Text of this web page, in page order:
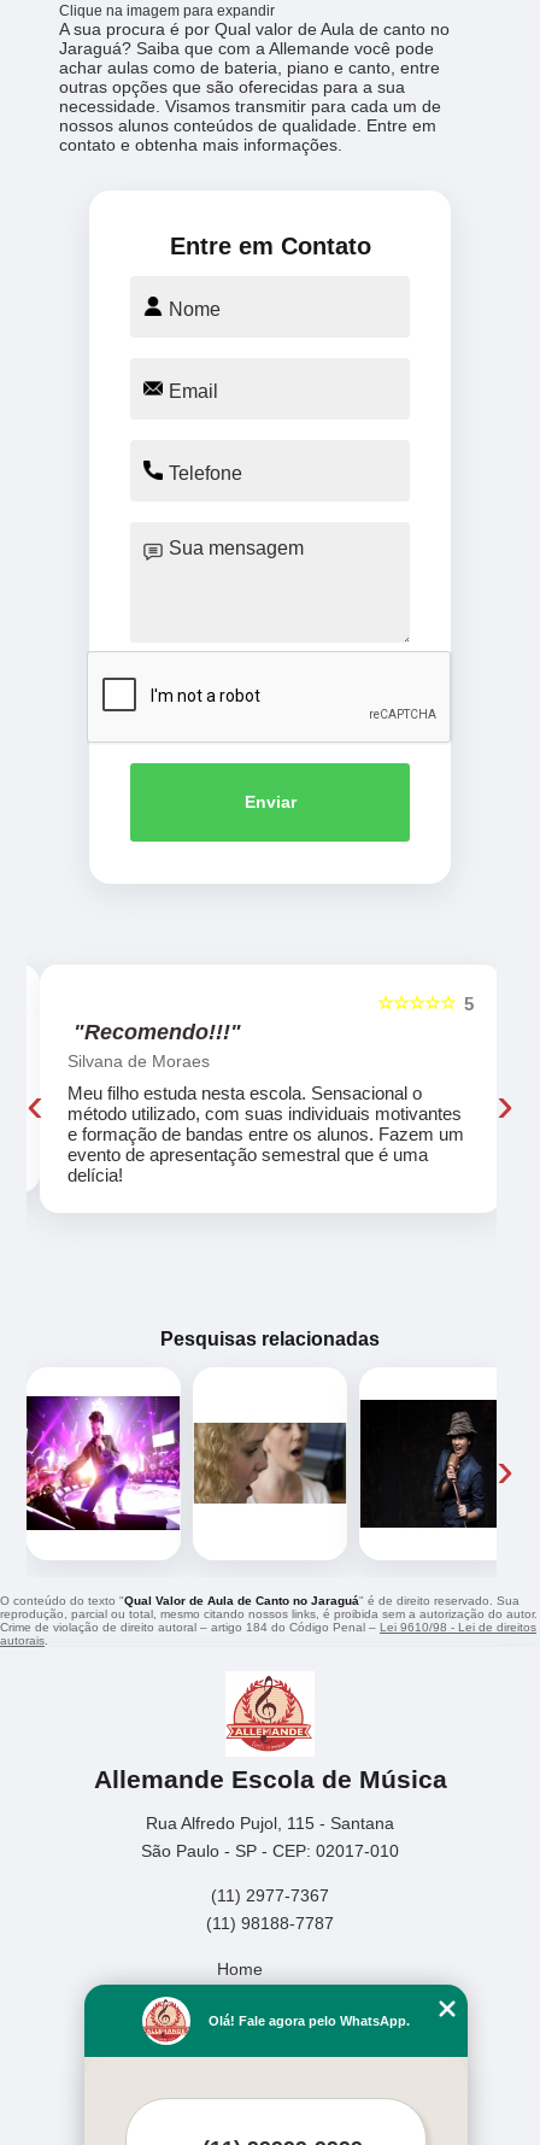
Clique na imagem para expandir
A sua procura é por Qual valor de Aula de canto no
Jaraguá? Saiba que com a Allemande você pode
achar aulas como de bateria, piano e canto, entre
outras opções que são oferecidas para a sua
necessidade. Visamos transmitir para cada um de
nossos alunos conteúdos de qualidade. Entre em
contato e obtenha mais informações.
Entre em Contato
Enviar
5
☆☆☆☆☆
"Recomendo!!!"
Silvana de Moraes
Meu filho estuda nesta escola. Sensacional o
método utilizado, com suas individuais motivantes
e formação de bandas entre os alunos. Fazem um
evento de apresentação semestral que é uma
delícia!
‹ ›
Pesquisas relacionadas
‹ ›
O conteúdo do texto "Qual Valor de Aula de Canto no Jaraguá" é de direito reservado. Sua
reprodução, parcial ou total, mesmo citando nossos links, é proibida sem a autorização do autor.
Crime de violação de direito autoral – artigo 184 do Código Penal – Lei 9610/98 - Lei de direitos
autorais
Allemande Escola de Música
Rua Alfredo Pujol, 115 - Santana
São Paulo - SP - CEP: 02017-010
(11) 2977-7367
(11) 98188-7787
Home
Missão
Olá! Fale agora pelo WhatsApp.